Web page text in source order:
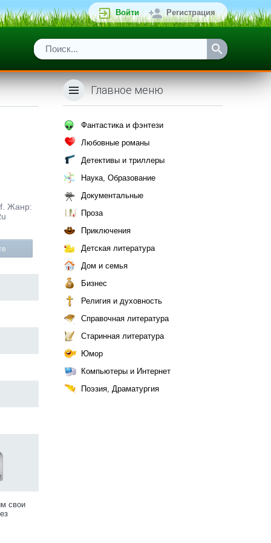
Войти Регистрация
Жанр:
свои
Главное меню
Фантастика и фэнтези
Любовные романы
Детективы и триллеры
Наука, Образование
Документальные
Проза
Приключения
Детская литература
Дом и семья
Бизнес
Религия и духовность
Справочная литература
Старинная литература
Юмор
Компьютеры и Интернет
Поэзия, Драматургия